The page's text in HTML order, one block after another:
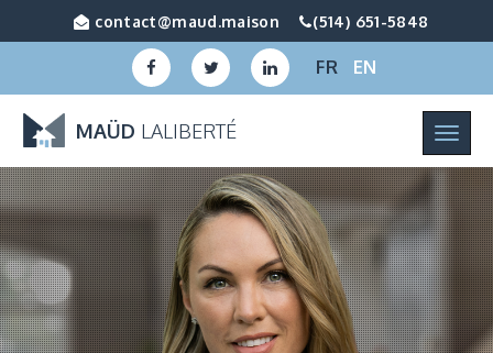
contact@maud.maison (514) 651-5848
FR EN
MAÜD LALIBERTÉ